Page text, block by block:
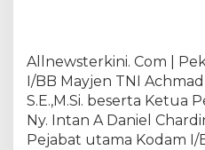
K
e
r
a
P
Allnewsterkini. Com |
I/BB Mayjen TNI
S.E.,M.Si. beserta Ketua
Ny. Intan A Daniel
Pejabat utama Kodam I/